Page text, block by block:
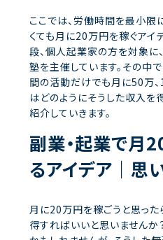
ここでは、労働時間を最小限
くても月に20万円を稼ぐアイ
段、個人起業家の方を対象に
塾を主催しています。その中
間の活動だけでも月に50万、
はどのようにそうした収入を
紹介していきます。
副業・起業で月
るアイデア｜思
月に20万円を稼ごうと思っ
得すればいいと思いませんか